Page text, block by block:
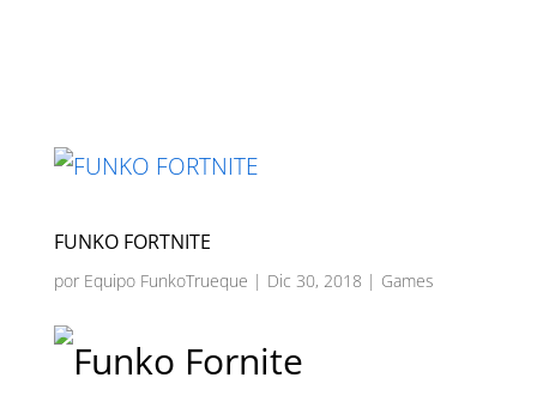
FUNKO FORTNITE
por Equipo FunkoTrueque | Dic 30, 2018 | Games